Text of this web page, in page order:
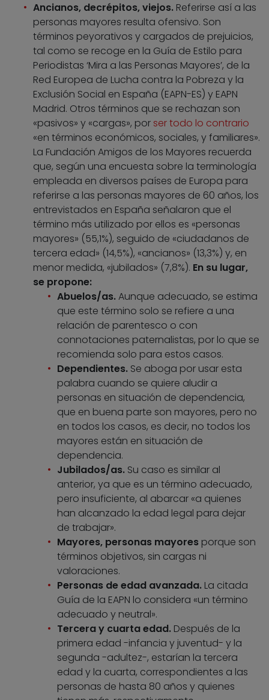
Ancianos, decrépitos, viejos. Referirse así a las
personas mayores resulta ofensivo. Son
términos peyorativos y cargados de prejuicios,
tal como se recoge en la Guía de Estilo para
Periodistas ‘Mira a las Personas Mayores’, de la
Red Europea de Lucha contra la Pobreza y la
Exclusión Social en España (EAPN-ES) y EAPN
Madrid. Otros términos que se rechazan son
«pasivos» y «cargas», por ser todo lo contrario
«en términos económicos, sociales, y familiares».
La Fundación Amigos de los Mayores recuerda
que, según una encuesta sobre la terminología
empleada en diversos países de Europa para
referirse a las personas mayores de 60 años, los
entrevistados en España señalaron que el
término más utilizado por ellos es «personas
mayores» (55,1%), seguido de «ciudadanos de
tercera edad» (14,5%), «ancianos» (13,3%) y, en
menor medida, «jubilados» (7,8%). En su lugar,
se propone:
Abuelos/as.Aunque adecuado, se estima
que este término solo se refiere a una
relación de parentesco o con
connotaciones paternalistas, por lo que se
recomienda solo para estos casos.
Dependientes. Se aboga por usar esta
palabra cuando se quiere aludir a
personas en situación de dependencia,
que en buena parte son mayores, pero no
en todos los casos, es decir, no todos los
mayores están en situación de
dependencia.
Jubilados/as. Su caso es similar al
anterior, ya que es un término adecuado,
pero insuficiente, al abarcar «a quienes
han alcanzado la edad legal para dejar
de trabajar».
Mayores, personas mayores porque son
términos objetivos, sin cargas ni
valoraciones.
Personas de edad avanzada. La citada
Guía de la EAPN lo considera «un término
adecuado y neutral».
Tercera y cuarta edad. Después de la
primera edad -infancia y juventud- y la
segunda -adultez-, estarían la tercera
edad y la cuarta, correspondientes a las
personas de hasta 80 años y quienes